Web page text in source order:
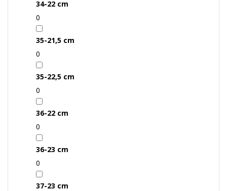
34-22 cm
0
35-21,5 cm
0
35-22,5 cm
0
36-22 cm
0
36-23 cm
0
37-23 cm